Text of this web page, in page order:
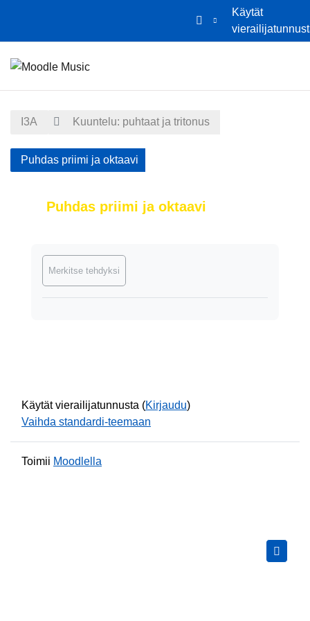
Käytät
I3A Kuuntelu: puhtaat ja tritonus
Puhdas priimi ja oktaavi
Puhdas priimi ja oktaavi
Merkitse tehdyksi
Käytät vierailijatunnusta (Kirjaudu)
Vaihda standardi-teemaan
Toimii Moodlella